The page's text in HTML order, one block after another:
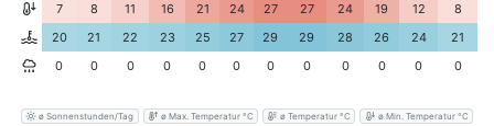
7
8 11 16 21 24 27 27 24 19 12
8
20
21 22 23 25 27 29 29 28 26 24
21
0
0 0 0 0 0 0 0 0 0 0 0
ø Sonnenstunden/Tag ø Max. Temperatur °C ø Temperatur °C ø Min. Temperatur °C